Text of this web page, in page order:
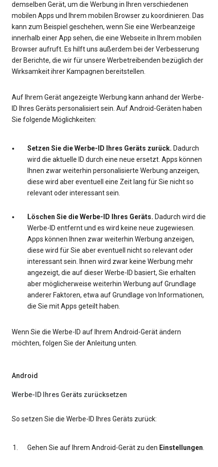
demselben Gerät, um die Werbung in Ihren verschiedenen
mobilen Apps und Ihrem mobilen Browser zu koordinieren. Das
kann zum Beispiel geschehen, wenn Sie eine Werbeanzeige
innerhalb einer App sehen, die eine Webseite in Ihrem mobilen
Browser aufruft. Es hilft uns außerdem bei der Verbesserung
der Berichte, die wir für unsere Werbetreibenden bezüglich der
Wirksamkeit ihrer Kampagnen bereitstellen.
Auf Ihrem Gerät angezeigte Werbung kann anhand der Werbe-
ID Ihres Geräts personalisiert sein. Auf Android-Geräten haben
Sie folgende Möglichkeiten:
Setzen Sie die Werbe-ID Ihres Geräts zurück. Dadurch
wird die aktuelle ID durch eine neue ersetzt. Apps können
Ihnen zwar weiterhin personalisierte Werbung anzeigen,
diese wird aber eventuell eine Zeit lang für Sie nicht so
relevant oder interessant sein.
Löschen Sie die Werbe-ID Ihres Geräts. Dadurch wird die
Werbe-ID entfernt und es wird keine neue zugewiesen.
Apps können Ihnen zwar weiterhin Werbung anzeigen,
diese wird für Sie aber eventuell nicht so relevant oder
interessant sein. Ihnen wird zwar keine Werbung mehr
angezeigt, die auf dieser Werbe-ID basiert, Sie erhalten
aber möglicherweise weiterhin Werbung auf Grundlage
anderer Faktoren, etwa auf Grundlage von Informationen,
die Sie mit Apps geteilt haben.
Wenn Sie die Werbe-ID auf Ihrem Android-Gerät ändern
möchten, folgen Sie der Anleitung unten.
Android
Werbe-ID Ihres Geräts zurücksetzen
So setzen Sie die Werbe-ID Ihres Geräts zurück:
Gehen Sie auf Ihrem Android-Gerät zu den Einstellungen.